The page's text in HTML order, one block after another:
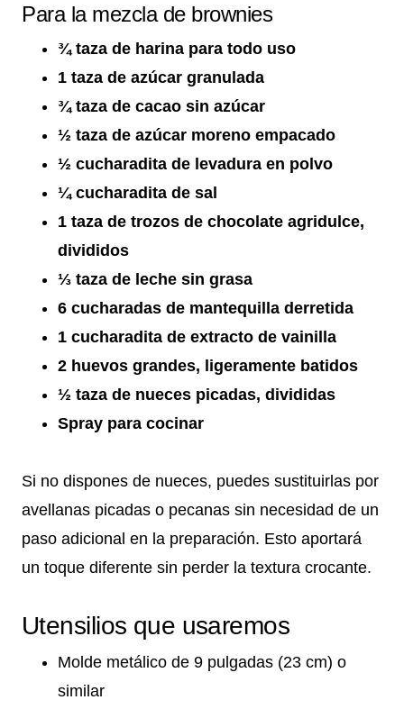
Para la mezcla de brownies
¾ taza de harina para todo uso
1 taza de azúcar granulada
¾ taza de cacao sin azúcar
½ taza de azúcar moreno empacado
½ cucharadita de levadura en polvo
¼ cucharadita de sal
1 taza de trozos de chocolate agridulce,
divididos
⅓ taza de leche sin grasa
6 cucharadas de mantequilla derretida
1 cucharadita de extracto de vainilla
2 huevos grandes, ligeramente batidos
½ taza de nueces picadas, divididas
Spray para cocinar
Si no dispones de nueces, puedes sustituirlas por
avellanas picadas o pecanas sin necesidad de un
paso adicional en la preparación. Esto aportará
un toque diferente sin perder la textura crocante.
Utensilios que usaremos
Molde metálico de 9 pulgadas (23 cm) o
similar